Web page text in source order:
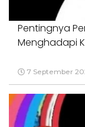
Pentingnya
Menghadapi
7 September